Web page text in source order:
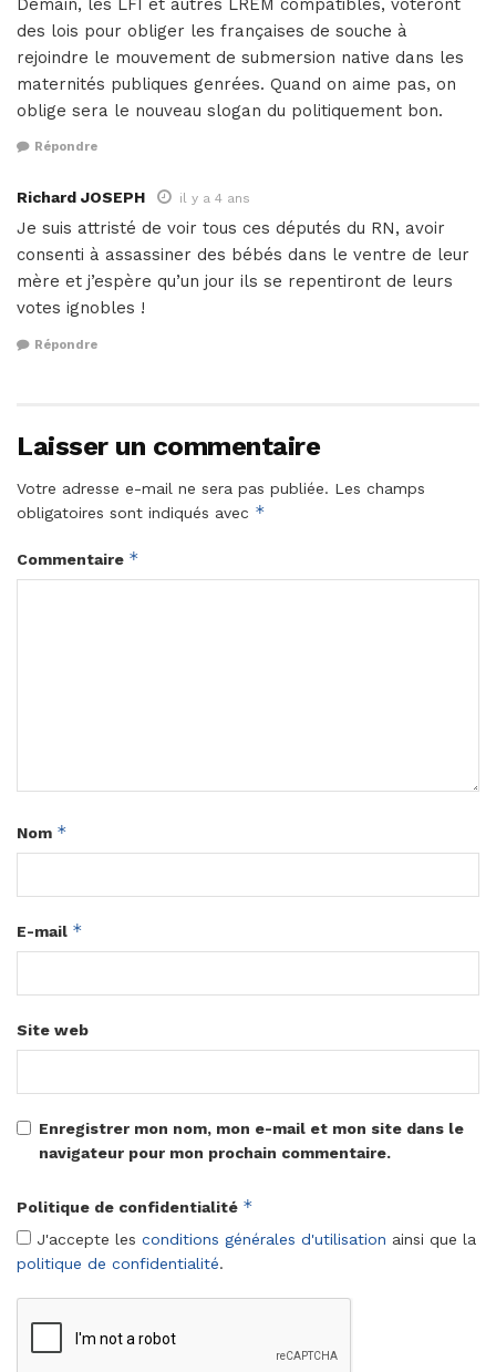
des lois pour obliger les françaises de souche à
rejoindre le mouvement de submersion native dans les
maternités publiques genrées. Quand on aime pas, on
oblige sera le nouveau slogan du politiquement bon.
Répondre
Richard JOSEPH il y a 4 ans
Je suis attristé de voir tous ces députés du RN, avoir
consenti à assassiner des bébés dans le ventre de leur
mère et j’espère qu’un jour ils se repentiront de leurs
votes ignobles !
Répondre
Laisser un commentaire
Votre adresse e-mail ne sera pas publiée. Les champs
obligatoires sont indiqués avec *
Commentaire *
Nom *
E-mail *
Site web
Enregistrer mon nom, mon e-mail et mon site dans le
navigateur pour mon prochain commentaire.
Politique de confidentialité *
J'accepte les conditions générales d'utilisation ainsi que la
politique de confidentialité.